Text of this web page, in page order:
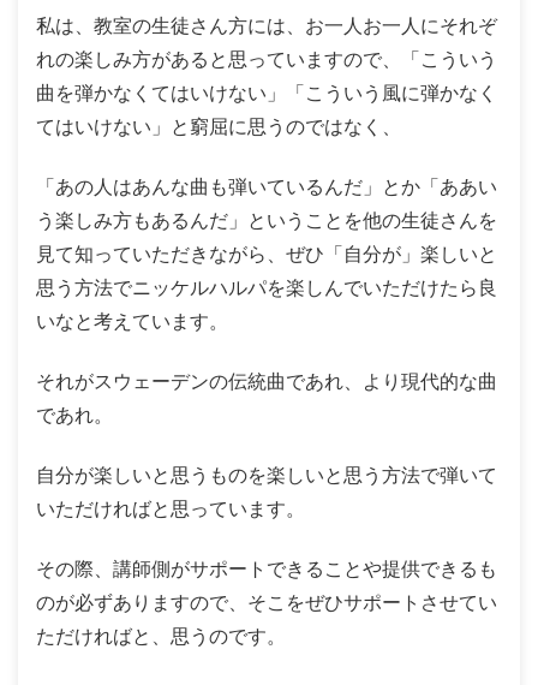
私は、教室の生徒さん方には、お一人お一人にそれぞ
れの楽しみ方があると思っていますので、「こういう
曲を弾かなくてはいけない」「こういう風に弾かなく
てはいけない」と窮屈に思うのではなく、
「あの人はあんな曲も弾いているんだ」とか「ああい
う楽しみ方もあるんだ」ということを他の生徒さんを
見て知っていただきながら、ぜひ「自分が」楽しいと
思う方法でニッケルハルパを楽しんでいただけたら良
いなと考えています。
それがスウェーデンの伝統曲であれ、より現代的な曲
であれ。
自分が楽しいと思うものを楽しいと思う方法で弾いて
いただければと思っています。
その際、講師側がサポートできることや提供できるも
のが必ずありますので、そこをぜひサポートさせてい
ただければと、思うのです。